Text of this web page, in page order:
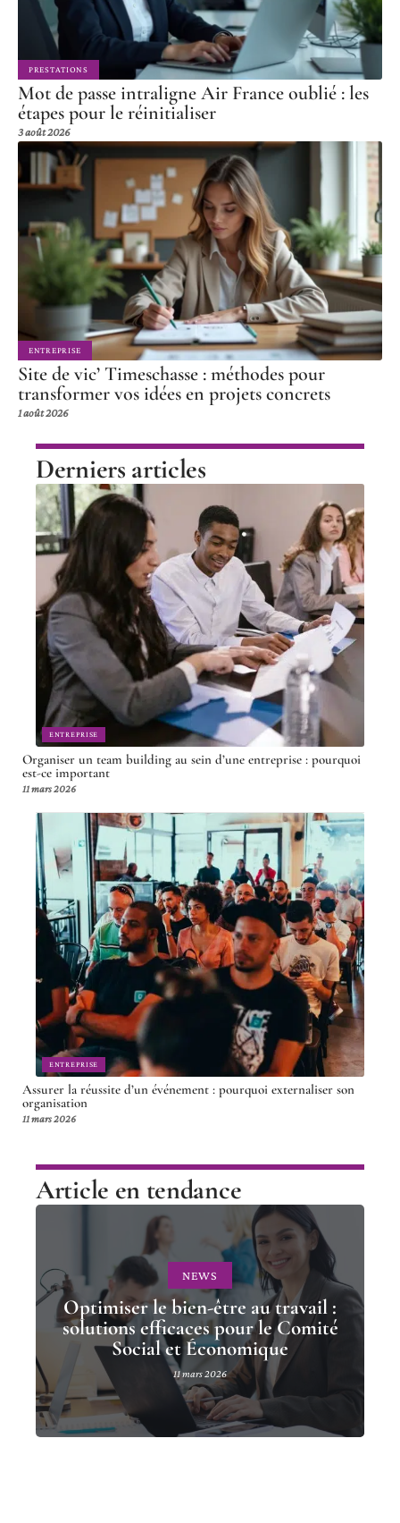
PRESTATIONS
Mot de passe intraligne Air France oublié : les
étapes pour le réinitialiser
3 août 2026
ENTREPRISE
Site de vic’ Timeschasse : méthodes pour
transformer vos idées en projets concrets
1 août 2026
Derniers articles
ENTREPRISE
Organiser un team building au sein d’une entreprise : pourquoi
est-ce important
11 mars 2026
ENTREPRISE
Assurer la réussite d’un événement : pourquoi externaliser son
organisation
11 mars 2026
Article en tendance
NEWS
Optimiser le bien-être au travail :
solutions efficaces pour le Comité
Social et Économique
11 mars 2026